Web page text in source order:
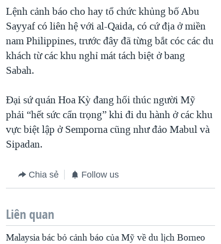
SỨC KHOẺ
VĂN HOÁ
THỂ THAO
TRỊNH VĨNH BÌNH - NGƯỜI HẠ 'BÊN THẮNG CUỘC'
GROUND ZERO – XƯA VÀ NAY
CHI PHÍ CHIẾN TRANH AFGHANISTAN
CÁC GIÁ TRỊ CỘNG HÒA Ở VIỆT NAM
TRỊNH VĨNH BÌNH VS. CHÍNH PHỦ VIỆT NAM
NGƯ DÂN VIỆT VÀ LÀN SÓNG TRỘM HẢI SÂM
BÊN KIA QUỐC LỘ: TIẾNG VỌNG TỪ NÔNG THÔN MỸ
Ngôn ngữ khác
Lệnh cảnh báo cho hay tổ chức khủng bố Abu
Sayyaf có liên hệ với al-Qaida, có cứ địa ở miền
nam Philippines, trước đây đã từng bắt cóc các du
khách từ các khu nghỉ mát tách biệt ở bang
Sabah.
Đại sứ quán Hoa Kỳ đang hối thúc người Mỹ
phải “hết sức cẩn trọng” khi đi du hành ở các khu
vực biệt lập ở Semporna cũng như đảo Mabul và
Sipadan.
Chia sẻ Follow us
Liên quan
Malaysia bác bỏ cảnh báo của Mỹ về du lịch Borneo